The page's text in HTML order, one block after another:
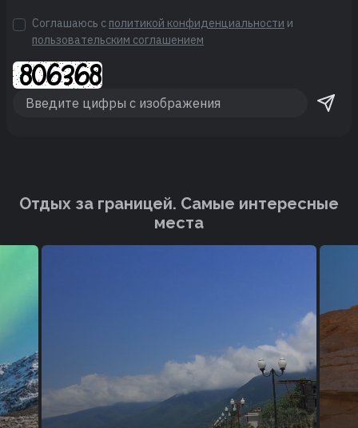
Соглашаюсь с политикой конфиденциальности и
пользовательским соглашением
Отдых за границей. Cамые интересные
места